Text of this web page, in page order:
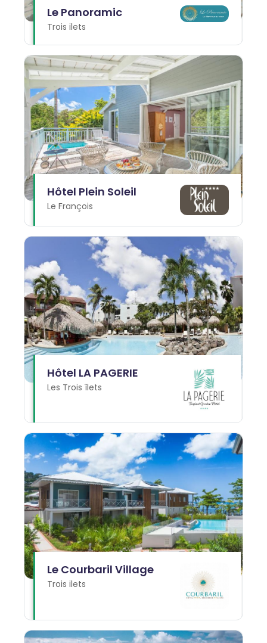
Le Panoramic
Trois ilets
Hôtel Plein Soleil
Le François
Hôtel LA PAGERIE
Les Trois îlets
Le Courbaril Village
Trois ilets